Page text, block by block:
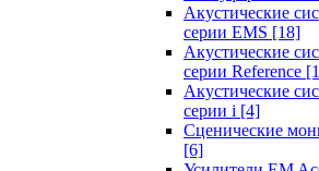
Акустические
серии EMS [18]
Акустические
серии Reference
Акустические
серии i [4]
Сценические
[6]